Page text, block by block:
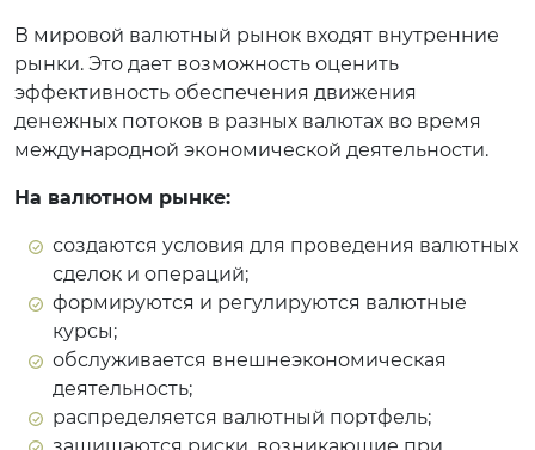
В мировой валютный рынок входят внутренние
рынки. Это дает возможность оценить
эффективность обеспечения движения
денежных потоков в разных валютах во время
международной экономической деятельности.
На валютном рынке:
создаются условия для проведения валютных
сделок и операций;
формируются и регулируются валютные
курсы;
обслуживается внешнеэкономическая
деятельность;
распределяется валютный портфель;